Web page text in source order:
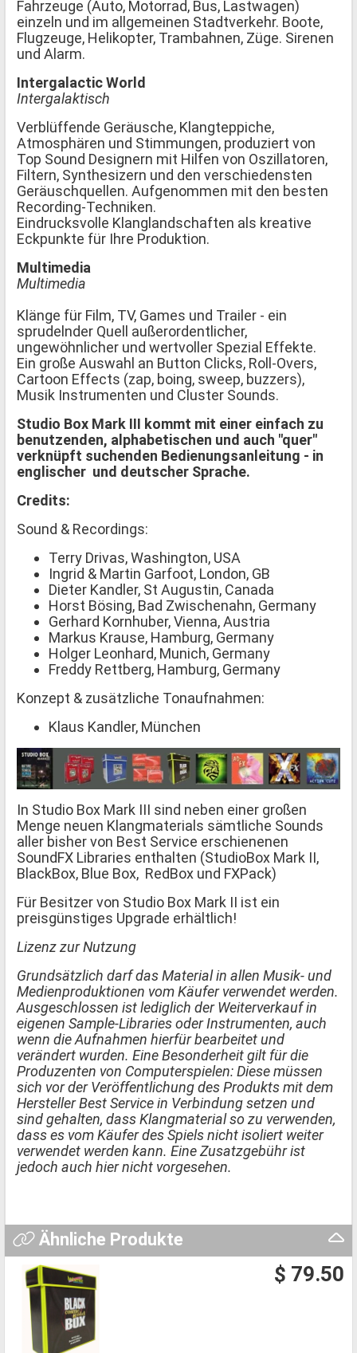
Fahrzeuge (Auto, Motorrad, Bus, Lastwagen)
einzeln und im allgemeinen Stadtverkehr. Boote,
Flugzeuge, Helikopter, Trambahnen, Züge. Sirenen
und Alarm.
Intergalactic World
Intergalaktisch
Verblüffende Geräusche, Klangteppiche,
Atmosphären und Stimmungen, produziert von
Top Sound Designern mit Hilfen von Oszillatoren,
Filtern, Synthesizern und den verschiedensten
Geräuschquellen. Aufgenommen mit den besten
Recording-Techniken.
Eindrucksvolle Klanglandschaften als kreative
Eckpunkte für Ihre Produktion.
Multimedia
Multimedia
Klänge für Film, TV, Games und Trailer - ein
sprudelnder Quell außerordentlicher,
ungewöhnlicher und wertvoller Spezial Effekte.
Ein große Auswahl an Button Clicks, Roll-Overs,
Cartoon Effects (zap, boing, sweep, buzzers),
Musik Instrumenten und Cluster Sounds.
Studio Box Mark III kommt mit einer einfach zu
benutzenden, alphabetischen und auch "quer"
verknüpft suchenden Bedienungsanleitung - in
englischer und deutscher Sprache.
Credits:
Sound & Recordings:
Terry Drivas, Washington, USA
Ingrid & Martin Garfoot, London, GB
Dieter Kandler, St Augustin, Canada
Horst Bösing, Bad Zwischenahn, Germany
Gerhard Kornhuber, Vienna, Austria
Markus Krause, Hamburg, Germany
Holger Leonhard, Munich, Germany
Freddy Rettberg, Hamburg, Germany
Konzept & zusätzliche Tonaufnahmen:
Klaus Kandler, München
In Studio Box Mark III sind neben einer großen
Menge neuen Klangmaterials sämtliche Sounds
aller bisher von Best Service erschienenen
SoundFX Libraries enthalten (StudioBox Mark II,
BlackBox, Blue Box, RedBox und FXPack)
Für Besitzer von Studio Box Mark II ist ein
preisgünstiges Upgrade erhältlich!
Lizenz zur Nutzung
Grundsätzlich darf das Material in allen Musik- und
Medienproduktionen vom Käufer verwendet werden.
Ausgeschlossen ist lediglich der Weiterverkauf in
eigenen Sample-Libraries oder Instrumenten, auch
wenn die Aufnahmen hierfür bearbeitet und
verändert wurden. Eine Besonderheit gilt für die
Produzenten von Computerspielen: Diese müssen
sich vor der Veröffentlichung des Produkts mit dem
Hersteller Best Service in Verbindung setzen und
sind gehalten, dass Klangmaterial so zu verwenden,
dass es vom Käufer des Spiels nicht isoliert weiter
verwendet werden kann. Eine Zusatzgebühr ist
jedoch auch hier nicht vorgesehen.
Ähnliche Produkte
$ 79.50